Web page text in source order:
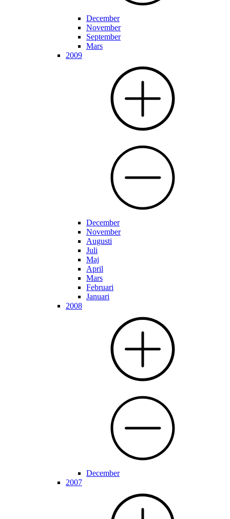
December
November
September
Mars
2009
December
November
Augusti
Juli
Maj
April
Mars
Februari
Januari
2008
December
2007